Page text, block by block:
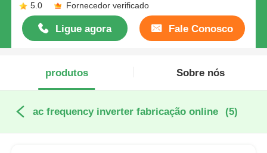
5.0
Fornecedor verificado
Ligue agora Fale Conosco
produtos Sobre nós
ac frequency inverter fabricação online (5)